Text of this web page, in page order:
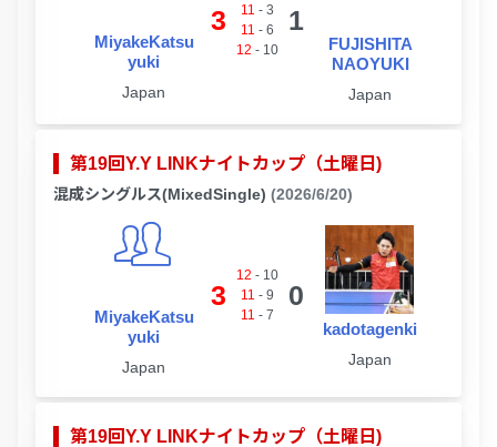
MiyakeKatsu
yuki
Japan
3
11 - 3
11 - 6
12 - 10
1
FUJISHITA
NAOYUKI
Japan
第19回Y.Y LINKナイトカップ（土曜日)
混成シングルス(MixedSingle) (2026/6/20)
MiyakeKatsu
yuki
Japan
3
12 - 10
11 - 9
11 - 7
0
kadotagenki
Japan
第19回Y.Y LINKナイトカップ（土曜日)